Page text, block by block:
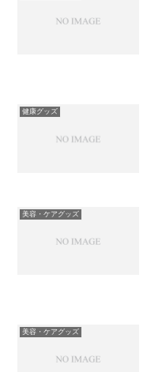
健康グッズ
美容・ケアグッズ
美容・ケアグッズ